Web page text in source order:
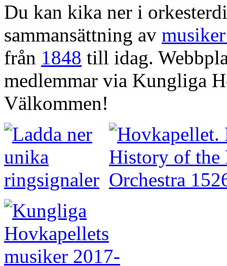
Du kan kika ner i
sammansättning av
från 1848 till idag.
medlemmar via Kungliga
Välkommen!